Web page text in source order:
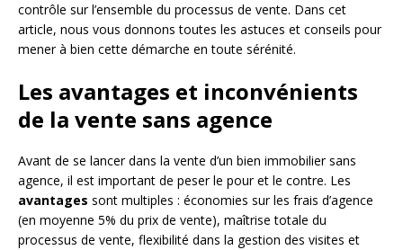
contrôle sur l’ensemble du processus de vente. Dans cet
article, nous vous donnons toutes les astuces et conseils pour
mener à bien cette démarche en toute sérénité.
Les avantages et inconvénients
de la vente sans agence
Avant de se lancer dans la vente d’un bien immobilier sans
agence, il est important de peser le pour et le contre. Les
avantages sont multiples : économies sur les frais d’agence
(en moyenne 5% du prix de vente), maîtrise totale du
processus de vente, flexibilité dans la gestion des visites et